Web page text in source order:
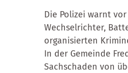
Die Polizei warnt
Wechselrichter,
organisierten
In der Gemeinde
Sachschaden von